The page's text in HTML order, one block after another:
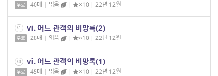
무료 40매 | 읽음 | ×10 | 22년 12월
81 ⅵ. 어느 관객의 비망록(2)
무료 28매 | 읽음 | ×10 | 22년 12월
80 ⅵ. 어느 관객의 비망록(1)
무료 45매 | 읽음 | ×10 | 22년 12월